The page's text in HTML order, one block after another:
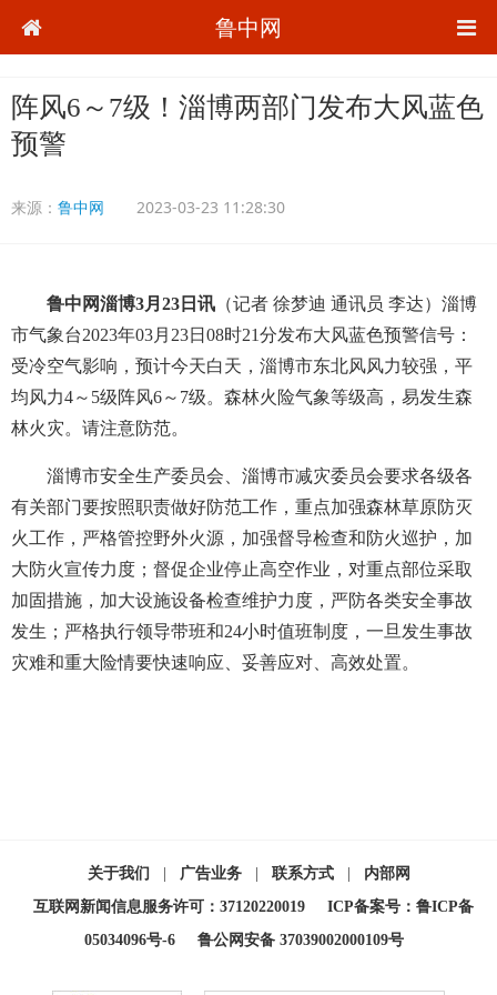
鲁中网
阵风6～7级！淄博两部门发布大风蓝色
预警
来源： 鲁中网 2023-03-23 11:28:30
鲁中网淄博3月23日讯 （记者 徐梦迪 通讯员 李达）淄博
市气象台2023年03月23日08时21分发布大风蓝色预警信号：
受冷空气影响，预计今天白天，淄博市东北风风力较强，平
均风力4～5级阵风6～7级。森林火险气象等级高，易发生森
林火灾。请注意防范。
淄博市安全生产委员会、淄博市减灾委员会要求各级各
有关部门要按照职责做好防范工作，重点加强森林草原防灭
火工作，严格管控野外火源，加强督导检查和防火巡护，加
大防火宣传力度；督促企业停止高空作业，对重点部位采取
加固措施，加大设施设备检查维护力度，严防各类安全事故
发生；严格执行领导带班和24小时值班制度，一旦发生事故
灾难和重大险情要快速响应、妥善应对、高效处置。
关于我们 广告业务 联系方式
内部网
互联网新闻信息服务许可：37120220019
ICP备案号：鲁ICP备
05034096号-6
鲁公网安备 37039002000109号